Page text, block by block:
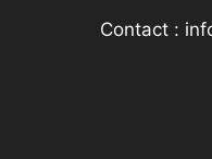
Contact :